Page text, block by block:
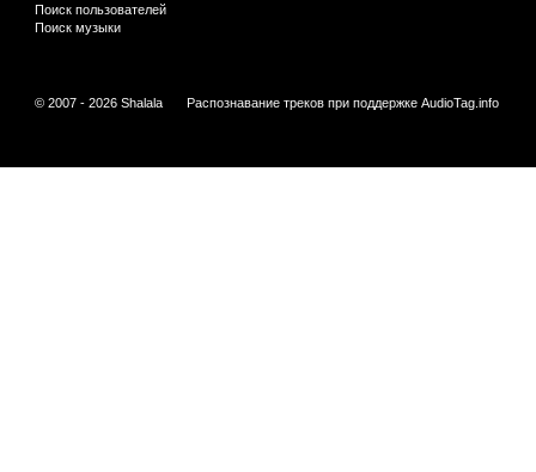
Поиск пользователей
Поиск музыки
© 2007 - 2026 Shalala Распознавание треков при поддержке AudioTag.info